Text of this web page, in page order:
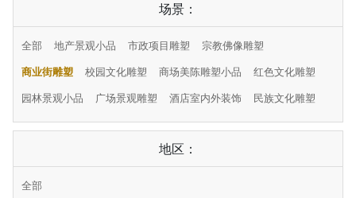
场景：
全部 地产景观小品 市政项目雕塑 宗教佛像雕塑
商业街雕塑 校园文化雕塑 商场美陈雕塑小品 红色文化雕塑
园林景观小品 广场景观雕塑 酒店室内外装饰 民族文化雕塑
地区：
全部